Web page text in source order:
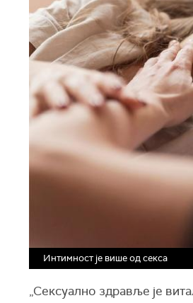
Интимност је више од секса
„Сексуално здравље је